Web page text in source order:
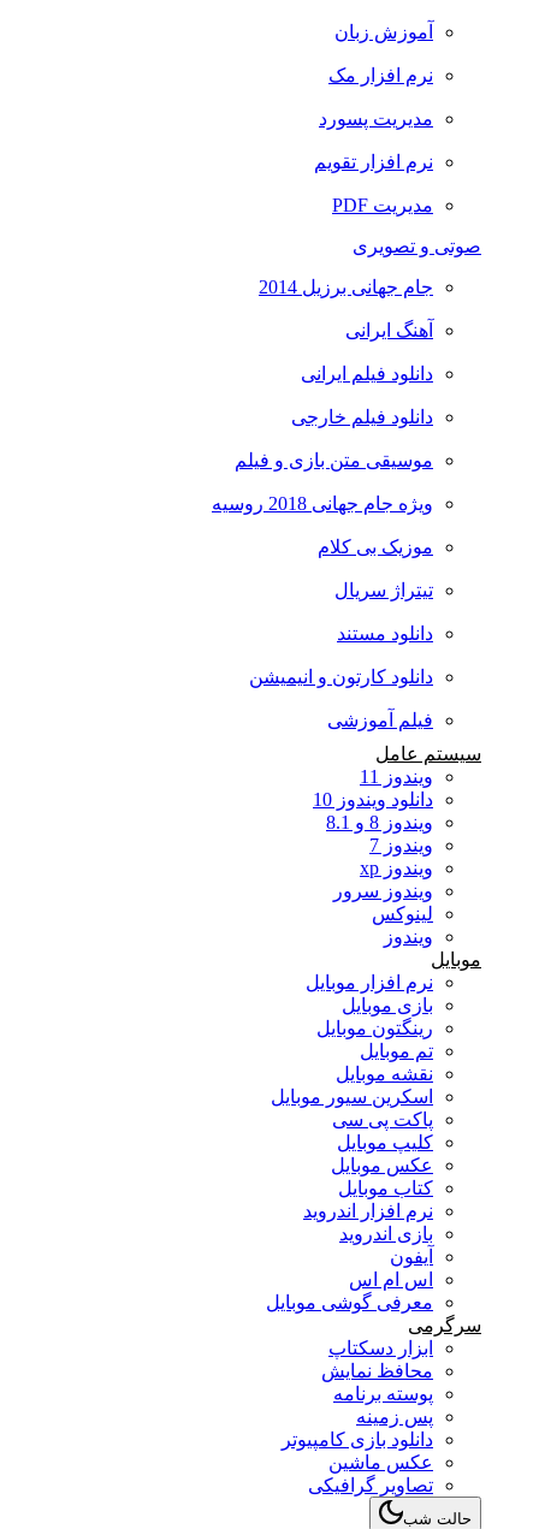
آموزش زبان
نرم افزار مک
مدیریت پسورد
نرم افزار تقویم
مدیریت PDF
صوتی و تصویری
جام جهانی برزیل 2014
آهنگ ایرانی
دانلود فیلم ایرانی
دانلود فیلم خارجی
موسیقی متن بازی و فیلم
ویژه جام جهانی 2018 روسیه
موزیک بی کلام
تیتراژ سریال
دانلود مستند
دانلود کارتون و انیمیشن
فیلم آموزشی
سیستم عامل
ویندوز 11
دانلود ویندوز 10
ویندوز 8 و 8.1
ویندوز 7
ویندوز xp
ویندوز سرور
لینوکس
ویندوز
موبایل
نرم افزار موبایل
بازی موبایل
رینگتون موبایل
تم موبایل
نقشه موبایل
اسکرین سیور موبایل
پاکت پی سی
کلیپ موبایل
عکس موبایل
کتاب موبایل
نرم افزار اندروید
بازی اندروید
آیفون
اس ام اس
معرفی گوشی موبایل
سرگرمی
ابزار دسکتاپ
محافظ نمایش
پوسته برنامه
پس زمینه
دانلود بازی کامپیوتر
عکس ماشین
تصاویر گرافیکی
حالت شب